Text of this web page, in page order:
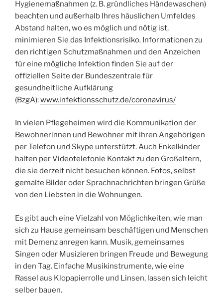
Hygienemaßnahmen (z. B. gründliches Händewaschen)
beachten und außerhalb Ihres häuslichen Umfeldes
Abstand halten, wo es möglich und nötig ist,
minimieren Sie das Infektionsrisiko. Informationen zu
den richtigen Schutzmaßnahmen und den Anzeichen
für eine mögliche Infektion finden Sie auf der
offiziellen Seite der Bundeszentrale für
gesundheitliche Aufklärung
(BzgA):www.infektionsschutz.de/coronavirus/
In vielen Pflegeheimen wird die Kommunikation der
Bewohnerinnen und Bewohner mit ihren Angehörigen
per Telefon und Skype unterstützt. Auch Enkelkinder
halten per Videotelefonie Kontakt zu den Großeltern,
die sie derzeit nicht besuchen können. Fotos, selbst
gemalte Bilder oder Sprachnachrichten bringen Grüße
von den Liebsten in die Wohnungen.
Es gibt auch eine Vielzahl von Möglichkeiten, wie man
sich zu Hause gemeinsam beschäftigen und Menschen
mit Demenz anregen kann. Musik, gemeinsames
Singen oder Musizieren bringen Freude und Bewegung
in den Tag. Einfache Musikinstrumente, wie eine
Rassel aus Klopapierrolle und Linsen, lassen sich leicht
selber bauen.